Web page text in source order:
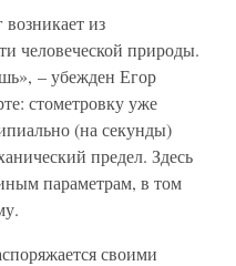
из
человеческой природы.
– убежден Егор
стометровку уже
(на секунды)
предел. Здесь
параметрам, в том
своими